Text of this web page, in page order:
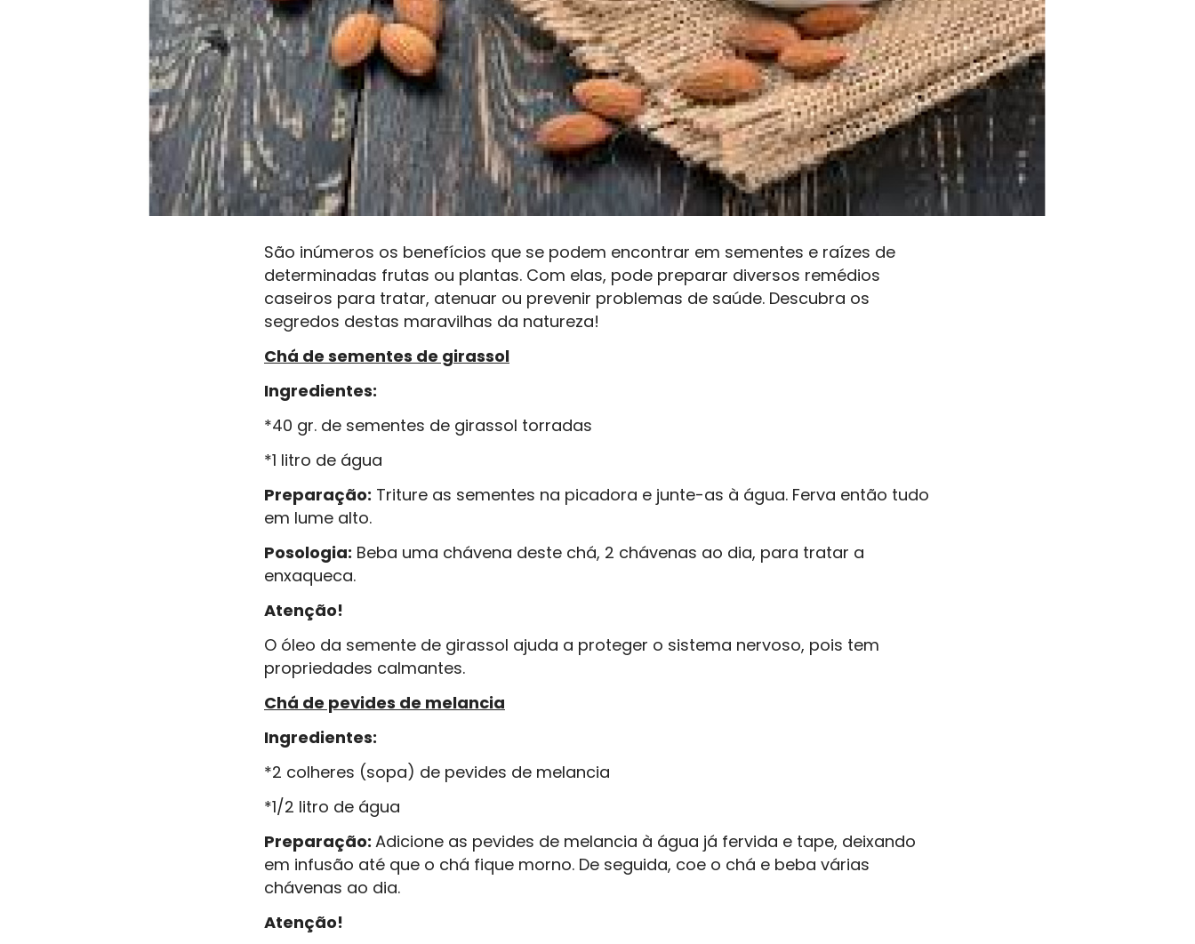
São inúmeros os benefícios que se podem encontrar em sementes e raízes de
determinadas frutas ou plantas. Com elas, pode preparar diversos remédios
caseiros para tratar, atenuar ou prevenir problemas de saúde. Descubra os
segredos destas maravilhas da natureza!
Chá de sementes de girassol
Ingredientes:
*40 gr. de sementes de girassol torradas
*1 litro de água
Preparação: Triture as sementes na picadora e junte-as à água. Ferva então tudo
em lume alto.
Posologia: Beba uma chávena deste chá, 2 chávenas ao dia, para tratar a
enxaqueca.
Atenção!
O óleo da semente de girassol ajuda a proteger o sistema nervoso, pois tem
propriedades calmantes.
Chá de pevides de melancia
Ingredientes:
*2 colheres (sopa) de pevides de melancia
*1/2 litro de água
Preparação: Adicione as pevides de melancia à água já fervida e tape, deixando
em infusão até que o chá fique morno. De seguida, coe o chá e beba várias
chávenas ao dia.
Atenção!